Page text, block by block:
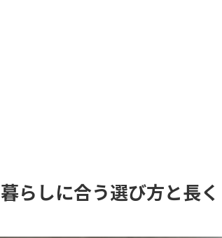
らしに合う選び方と長く